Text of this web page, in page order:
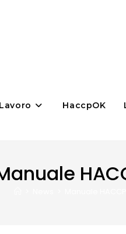
HaccpOK